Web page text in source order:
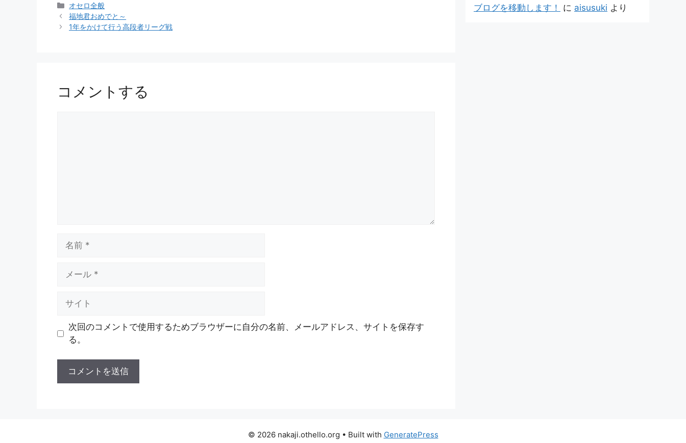
カ
テ
ゴ
オセロ全般
福地君おめでと～
1年をかけて行う高段者リーグ戦
コメントする
次回のコメントで使用するためブラウザーに自分の名前、メールアドレス、サイトを保存す
る。
ブログを移動します！ に aisusuki より
© 2026 nakaji.othello.org • Built with GeneratePress